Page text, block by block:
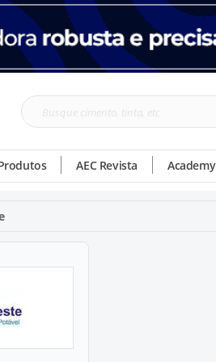
Busque
tinta,
etc
AEC Revista Academy